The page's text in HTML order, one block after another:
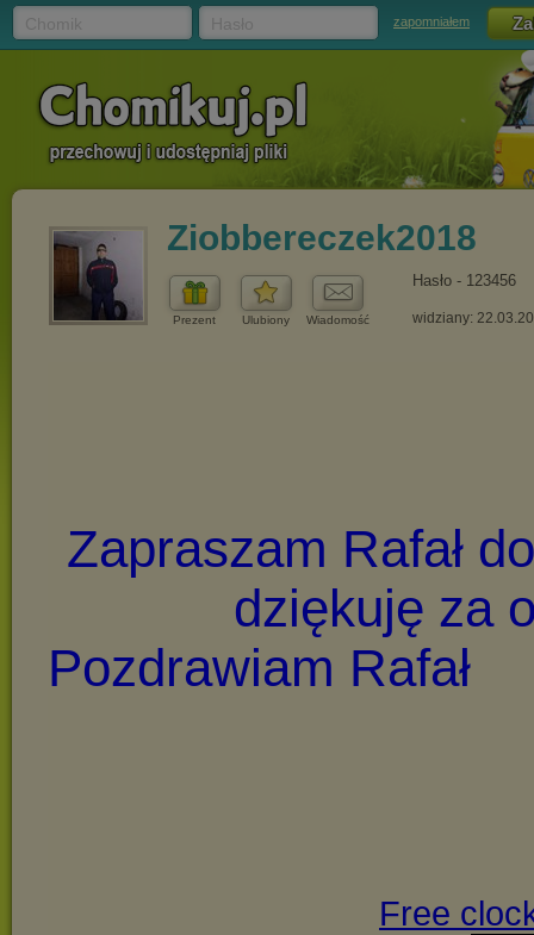
zapomniałem
Ziobbereczek2018
Prezent Ulubiony Wiadomość
Hasło - 123456
widziany: